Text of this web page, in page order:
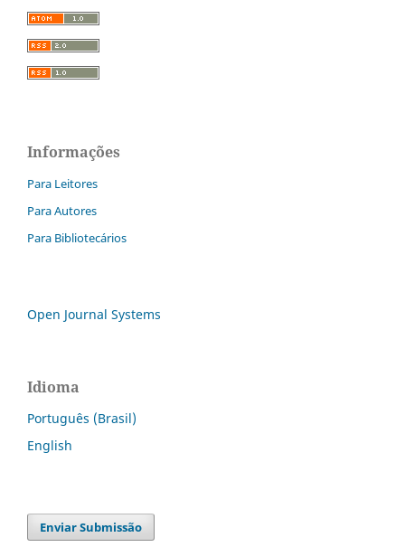
Informações
Para Leitores
Para Autores
Para Bibliotecários
Open Journal Systems
Idioma
Português (Brasil)
English
Enviar Submissão